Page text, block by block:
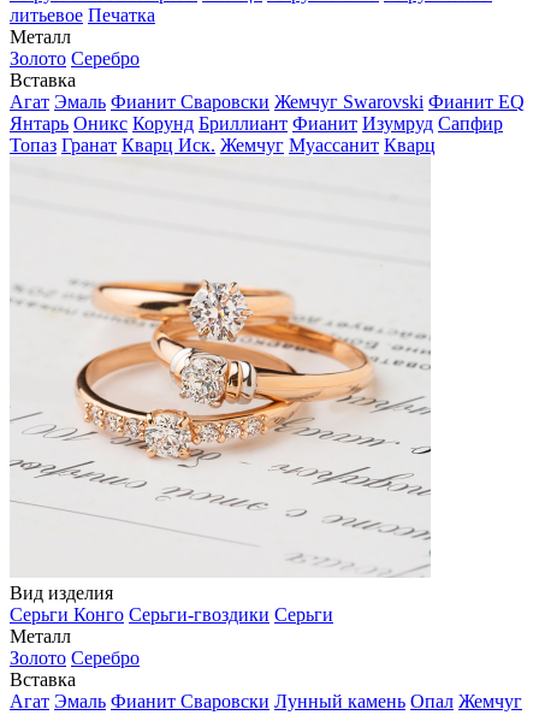
литьевое Печатка
Металл
Золото Серебро
Вставка
Агат Эмаль Фианит Сваровски Жемчуг Swarovski Фианит EQ
Янтарь Оникс Корунд Бриллиант Фианит Изумруд Сапфир
Топаз Гранат Кварц Иск. Жемчуг Муассанит Кварц
Вид изделия
Серьги Конго Серьги-гвоздики Серьги
Металл
Золото Серебро
Вставка
Агат Эмаль Фианит Сваровски Лунный камень Опал Жемчуг